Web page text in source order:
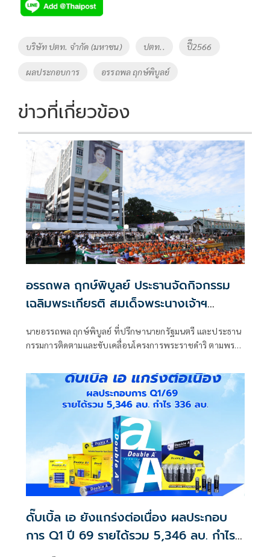
Tags
บริษัท ปตท. จำกัด (มหาชน) ปตท.. ปีี2566
ผลประกอบการ อรรถพล ฤกษ์พิบูลย์
ข่าวที่เกี่ยวข้อง
อรรถพล ฤกษ์พิบูลย์ ประธานจัดกิจกรรม
เฉลิมพระเกียรติ สมเด็จพระนางเจ้าฯ
เดียวกัน”
นายอรรถพล ฤกษ์พิบูลย์ ที่ปรึกษานายกรัฐมนตรี และประธาน
กรรมการติดตามและขับเคลื่อนโครงการพระราชดำริ ตามพระ
สายน้ำเดียวกัน
ดั๊บเบิ้ล เอ ยังแกร่งต่อเนื่อง ผลประกอบ
การ Q1 ปี 69 รายได้รวม 5,346 ลบ. กำไร